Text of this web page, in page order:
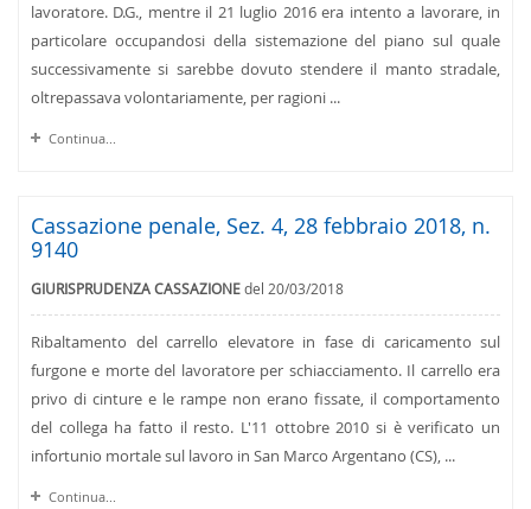
lavoratore. D.G., mentre il 21 luglio 2016 era intento a lavorare, in
particolare occupandosi della sistemazione del piano sul quale
successivamente si sarebbe dovuto stendere il manto stradale,
oltrepassava volontariamente, per ragioni ...
Continua...
Cassazione penale, Sez. 4, 28 febbraio 2018, n.
9140
GIURISPRUDENZA CASSAZIONEdel 20/03/2018
Ribaltamento del carrello elevatore in fase di caricamento sul
furgone e morte del lavoratore per schiacciamento. Il carrello era
privo di cinture e le rampe non erano fissate, il comportamento
del collega ha fatto il resto. L'11 ottobre 2010 si è verificato un
infortunio mortale sul lavoro in San Marco Argentano (CS), ...
Continua...